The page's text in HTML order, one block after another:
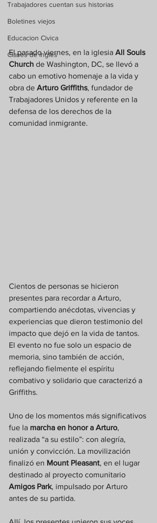
Trabajadores cuentan sus historias
Boletines viejos
Educacion Civica
Clases de ingles
El pasado viernes, en la iglesia All Souls
Church de Washington, DC, se llevó a
cabo un emotivo homenaje a la vida y
obra de Arturo Griffiths, fundador de
Trabajadores Unidos y referente en la
defensa de los derechos de la
comunidad inmigrante.
Cientos de personas se hicieron
presentes para recordar a Arturo,
compartiendo anécdotas, vivencias y
experiencias que dieron testimonio del
impacto que dejó en la vida de tantos.
El evento no fue solo un espacio de
memoria, sino también de acción,
reflejando fielmente el espíritu
combativo y solidario que caracterizó a
Griffiths.
Uno de los momentos más significativos
fue la marcha en honor a Arturo,
realizada “a su estilo”: con alegría,
unión y convicción. La movilización
finalizó en Mount Pleasant, en el lugar
destinado al proyecto comunitario
Amigos Park, impulsado por Arturo
antes de su partida.